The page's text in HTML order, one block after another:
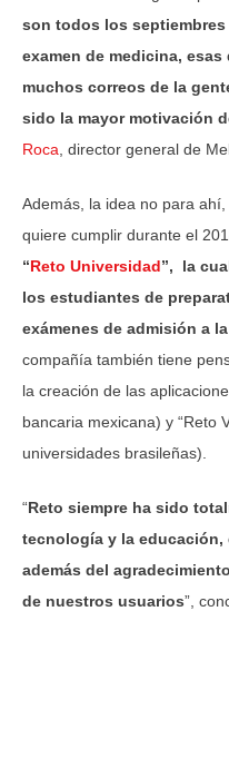
son todos los
examen de medicina,
muchos correos de la
sido la mayor motivación
Roca , director general de
Además, la idea no para
quiere cumplir durante el
“Reto Universidad”, la
los estudiantes de
exámenes de admisión a
compañía también tiene
la creación de las
bancaria mexicana) y “Reto
universidades brasileñas).
“Reto siempre ha sido
tecnología y la educación,
además del
de nuestros usuarios”,